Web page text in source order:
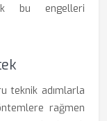
bu engelleri
teknik adımlarla
rağmen